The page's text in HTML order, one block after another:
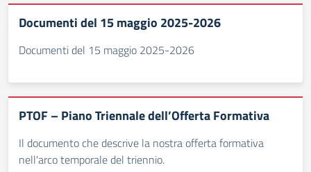
Documenti del 15 maggio 2025-2026
Documenti del 15 maggio 2025-2026
PTOF – Piano Triennale dell’Offerta Formativa
Il documento che descrive la nostra offerta formativa
nell'arco temporale del triennio.